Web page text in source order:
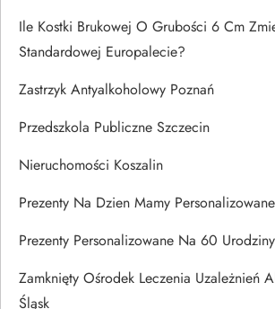
Ile Kostki Brukowej O Grubości 6 Cm
Standardowej Europalecie?
Zastrzyk Antyalkoholowy Poznań
Przedszkola Publiczne Szczecin
Nieruchomości Koszalin
Prezenty Na Dzien Mamy Personalizowane
Prezenty Personalizowane Na 60 Urodziny
Zamknięty Ośrodek Leczenia Uzależnień
Śląsk